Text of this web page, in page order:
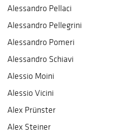
Alessandro Pellaci
Alessandro Pellegrini
Alessandro Pomeri
Alessandro Schiavi
Alessio Moini
Alessio Vicini
Alex Prünster
Alex Steiner